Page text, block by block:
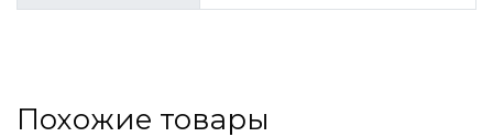
Похожие товары